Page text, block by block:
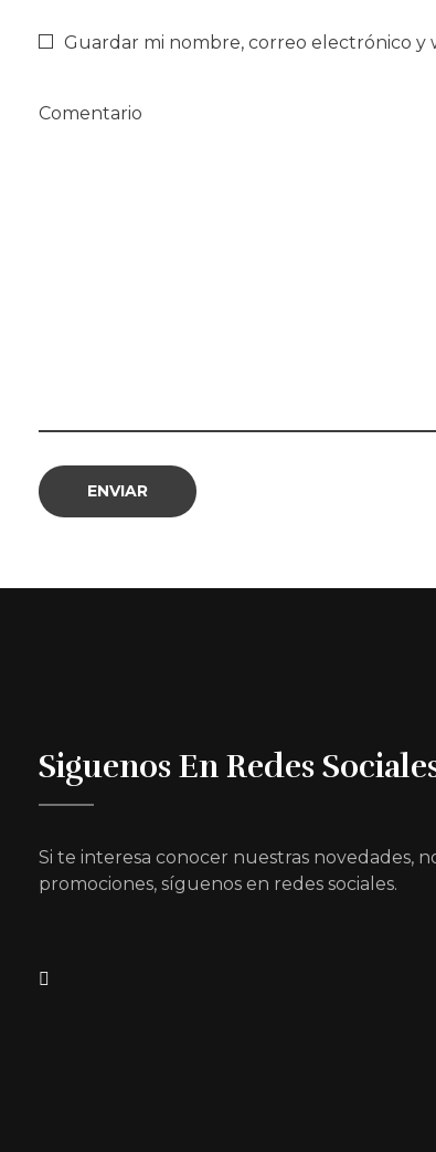
Guardar mi nombre, correo electrónico y
Comentario
Siguenos En Redes
Si te interesa conocer nuestras novedades,
promociones, síguenos en redes sociales.